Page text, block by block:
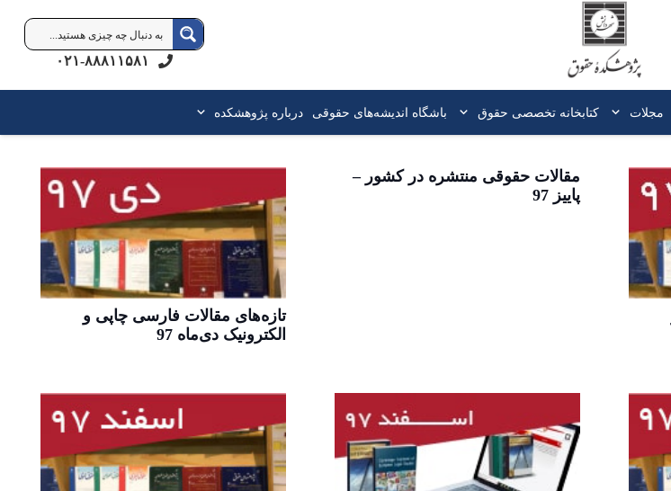
مجلات کتابخانه‌ تخصصی حقوق باشگاه اندیشه‌های حقوقی درباره پژوهشکده
مقالات حقوقی منتشره در کشور –
پاییز 97
تازه‌های مقالات فارسی چاپی و
الکترونیک دی‌ماه 97